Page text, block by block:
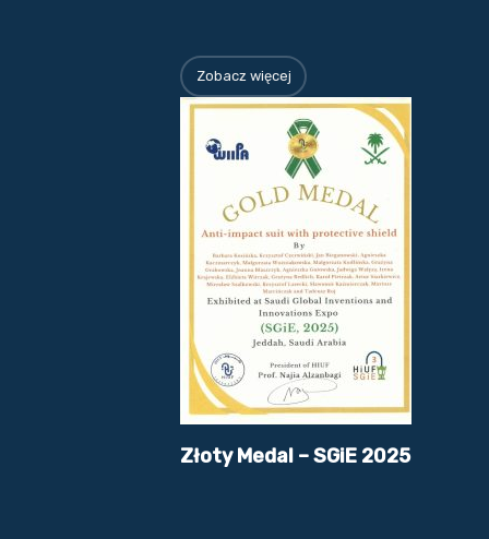
Zobacz więcej
Złoty Medal – SGiE 2025